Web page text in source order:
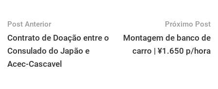
Post Anterior
Contrato de Doação entre o
Consulado do Japão e
Acec-Cascavel
Próximo Post
Montagem de banco de
carro | ¥1.650 p/hora